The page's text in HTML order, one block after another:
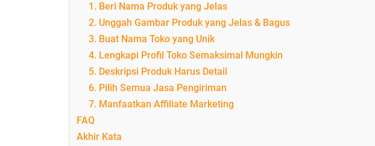
1. Beri Nama Produk yang Jelas
2. Unggah Gambar Produk yang Jelas & Bagus
3. Buat Nama Toko yang Unik
4. Lengkapi Profil Toko Semaksimal Mungkin
5. Deskripsi Produk Harus Detail
6. Pilih Semua Jasa Pengiriman
7. Manfaatkan Affiliate Marketing
FAQ
Akhir Kata